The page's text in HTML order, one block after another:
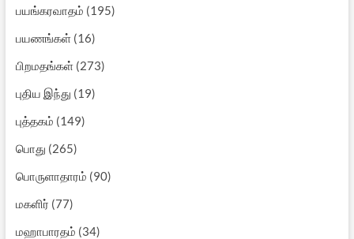
பயங்கரவாதம் (195)
பயணங்கள்(16)
பிறமதங்கள்(273)
புதிய இந்து (19)
புத்தகம் (149)
பொது (265)
பொருளாதாரம் (90)
மகளிர் (77)
மஹாபாரதம் (34)